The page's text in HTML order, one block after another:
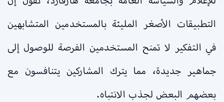
التطبيقات الأصغر المليئة بالمستخدمين المتشابهين
في التفكير لا تمنح المستخدمين الفرصة للوصول إلى
جماهير جديدة، مما يترك المشاركين يتنافسون مع
بعضهم البعض لجذب الانتباه.